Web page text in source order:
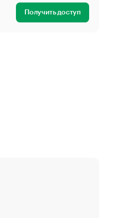
Получить доступ